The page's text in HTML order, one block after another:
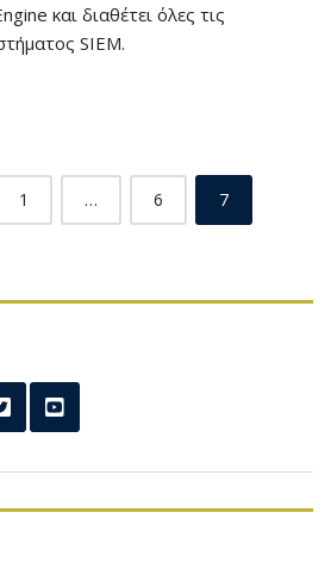
και διαθέτει όλες τις
SIEM.
1 … 6 7